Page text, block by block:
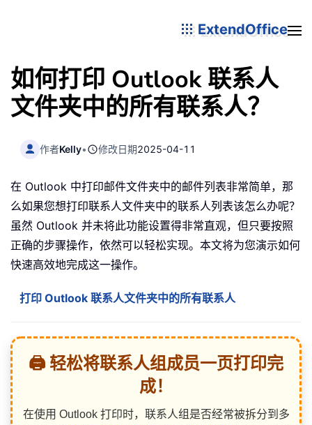
ExtendOffice
如何打印 Outlook 联系人
文件夹中的所有联系人？
作者Kelly• 修改日期2025-04-11
在 Outlook 中打印邮件文件夹中的邮件列表非常简单，那
么如果您想打印联系人文件夹中的联系人列表该怎么办呢？
虽然 Outlook 并未将此功能设置得非常直观，但只要按照
正确的步骤操作，依然可以轻松实现。本文将为您演示如何
快速高效地完成这一操作。
打印 Outlook 联系人文件夹中的所有联系人
🖨️ 轻松将联系人组成员一页打印完
成！
在使用 Outlook 打印时，联系人组是否经常被拆分到多